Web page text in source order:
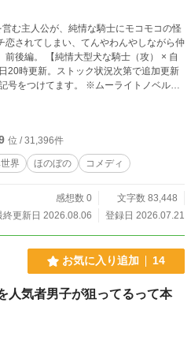
む主人公が、純情な騎士にモコモコの怪
されてしまい、てんやわんやしながら仲
士（攻） × 自
号をつけてます。 ※ムーライトノベルズ
位 / 31,396件
界 ほのぼの コメディ
感想数 0
文字数 83,448
終更新日 2026.08.06
登録日 2026.07.21
お気に入り追加 14
人気者男子が狙ってるって本